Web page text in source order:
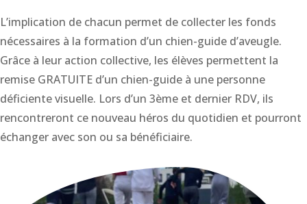
L’implication de chacun permet de collecter les fonds
nécessaires à la formation d’un chien-guide d’aveugle.
Grâce à leur action collective, les élèves permettent la
remise GRATUITE d’un chien-guide à une personne
déficiente visuelle. Lors d’un 3ème et dernier RDV, ils
rencontreront ce nouveau héros du quotidien et pourront
échanger avec son ou sa bénéficiaire.